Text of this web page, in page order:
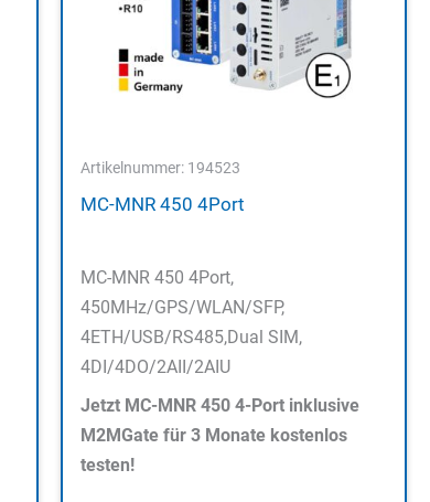
Artikelnummer: 194523
MC-MNR 450 4Port
MC-MNR 450 4Port,
450MHz/GPS/WLAN/SFP,
4ETH/USB/RS485,Dual SIM,
4DI/4DO/2AII/2AIU
Jetzt MC-MNR 450 4-Port inklusive
M2MGate für 3 Monate kostenlos
testen!